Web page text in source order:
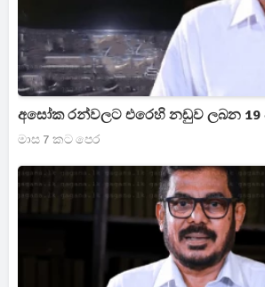
අසෝක රන්වලට එරෙහි නඩුව ලබන 19
මාස 7 කට පෙර